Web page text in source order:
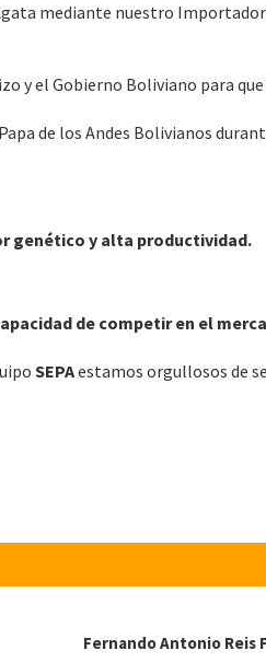
mediante nuestro Importador
y el Gobierno Boliviano para
de los Andes Bolivianos
genético y alta productividad.
de competir en el
SEPAestamos orgullosos de
Fernando Antonio Reis